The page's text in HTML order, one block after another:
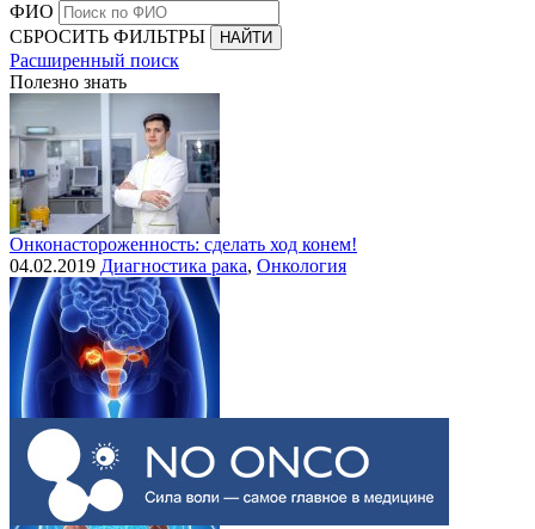
ФИО
СБРОСИТЬ ФИЛЬТРЫ
Расширенный поиск
Полезно знать
Онконастороженность: сделать ход конем!
04.02.2019 Диагностика рака, Онкология
Выделения при раке шейки матки
30.07.2015 Рак шейки матки